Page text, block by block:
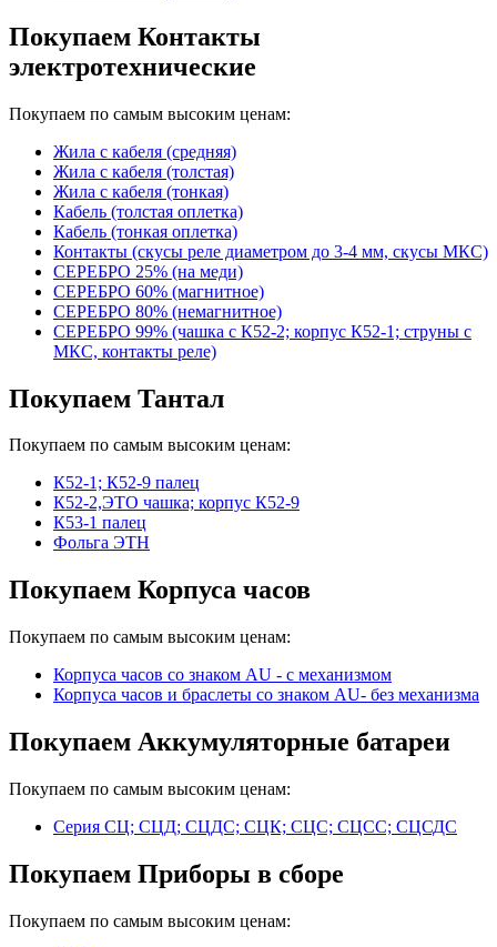
Покупаем Контакты
электротехнические
Покупаем по самым высоким ценам:
Жила с кабеля (средняя)
Жила с кабеля (толстая)
Жила с кабеля (тонкая)
Кабель (толстая оплетка)
Кабель (тонкая оплетка)
Контакты (скусы реле диаметром до 3-4 мм, скусы МКС)
СЕРЕБРО 25% (на меди)
СЕРЕБРО 60% (магнитное)
СЕРЕБРО 80% (немагнитное)
СЕРЕБРО 99% (чашка с К52-2; корпус К52-1; струны с
МКС, контакты реле)
Покупаем Тантал
Покупаем по самым высоким ценам:
К52-1; К52-9 палец
К52-2,ЭТО чашка; корпус К52-9
К53-1 палец
Фольга ЭТН
Покупаем Корпуса часов
Покупаем по самым высоким ценам:
Корпуса часов cо знаком AU - с механизмом
Корпуса часов и браслеты со знаком AU- без механизма
Покупаем Аккумуляторные батареи
Покупаем по самым высоким ценам:
Серия СЦ; СЦД; СЦДС; СЦК; СЦС; СЦСС; СЦСДС
Покупаем Приборы в сборе
Покупаем по самым высоким ценам: